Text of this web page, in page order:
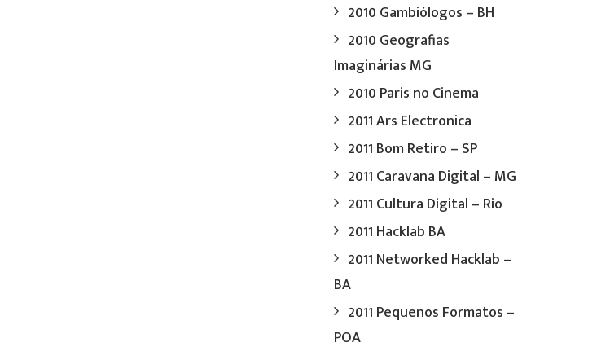
2010 Gambiólogos – BH
2010 Geografias
Imaginárias MG
2010 Paris no Cinema
2011 Ars Electronica
2011 Bom Retiro – SP
2011 Caravana Digital – MG
2011 Cultura Digital – Rio
2011 Hacklab BA
2011 Networked Hacklab –
BA
2011 Pequenos Formatos –
POA